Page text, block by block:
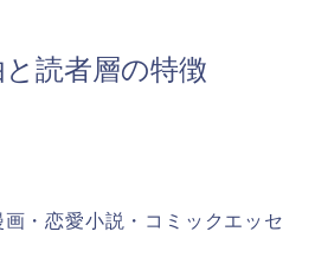
読者層の特徴
・恋愛小説・コミックエッセ